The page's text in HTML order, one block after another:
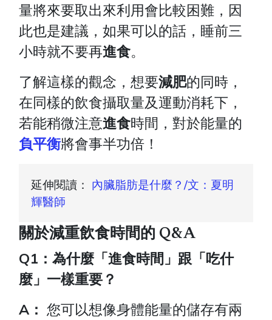
量將來要取出來利用會比較困難，因
此也是建議，如果可以的話，睡前三
小時就不要再進食。
了解這樣的觀念，想要減肥的同時，
在同樣的飲食攝取量及運動消耗下，
若能稍微注意進食時間，對於能量的
負平衡將會事半功倍！
延伸閱讀： 內臟脂肪是什麼？/文：夏明
輝醫師
關於減重飲食時間的 Q&A
Q1：為什麼「進食時間」跟「吃什
麼」一樣重要？
A： 您可以想像身體能量的儲存有兩